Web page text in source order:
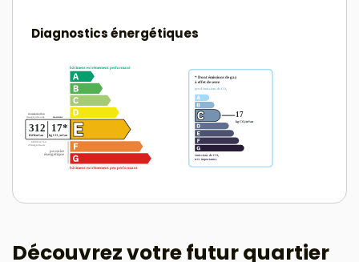
Diagnostics énergétiques
Découvrez votre futur quartier